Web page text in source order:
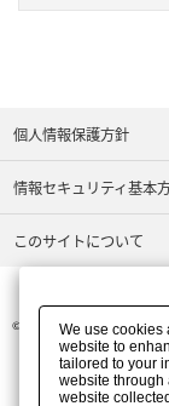
個人情報保護方針
情報セキュリティ基本
このサイトについて
© FURUKAWA ELECTRIC CO.,
We use cookies
website to
tailored to your
website through
website